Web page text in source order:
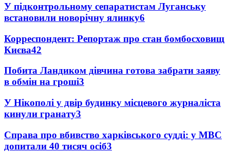
У підконтрольному сепаратистам Луганську
встановили новорічну ялинку6
Корреспондент: Репортаж про стан бомбосховищ
Києва42
Побита Ландиком дівчина готова забрати заяву
в обмін на гроші3
У Нікополі у двір будинку місцевого журналіста
кинули гранату3
Справа про вбивство харківського судді: у МВС
допитали 40 тисяч осіб3